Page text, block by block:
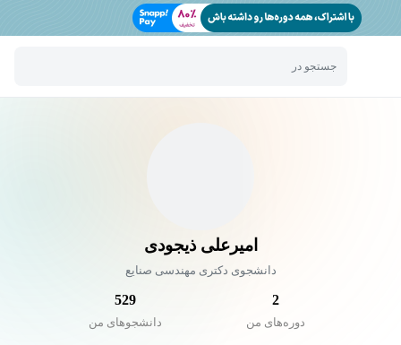
جستجو در
امیرعلی ذیجودی
دانشجوی دکتری مهندسی صنایع
2
دوره‌های من
529
دانشجو‌های من